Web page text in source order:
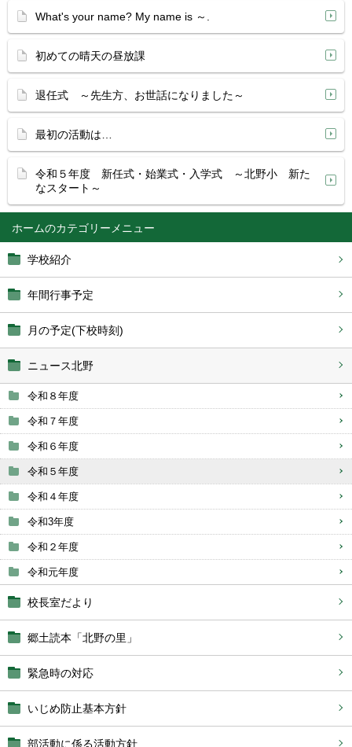
ホーム
学校紹介
年間行事予定
月の予定(下校時刻)
ニュース北野
令和８年度
令和７年度
令和６年度
令和５年度
令和４年度
令和3年度
令和２年度
令和元年度
校長室だより
郷土読本「北野の里」
緊急時の対応
いじめ防止基本方針
部活動に係る活動方針
What's your name? My name is ～.
初めての晴天の昼放課
退任式 ～先生方、お世話になりました～
最初の活動は…
令和５年度 新任式・始業式・入学式 ～北野小 新た
なスタート～